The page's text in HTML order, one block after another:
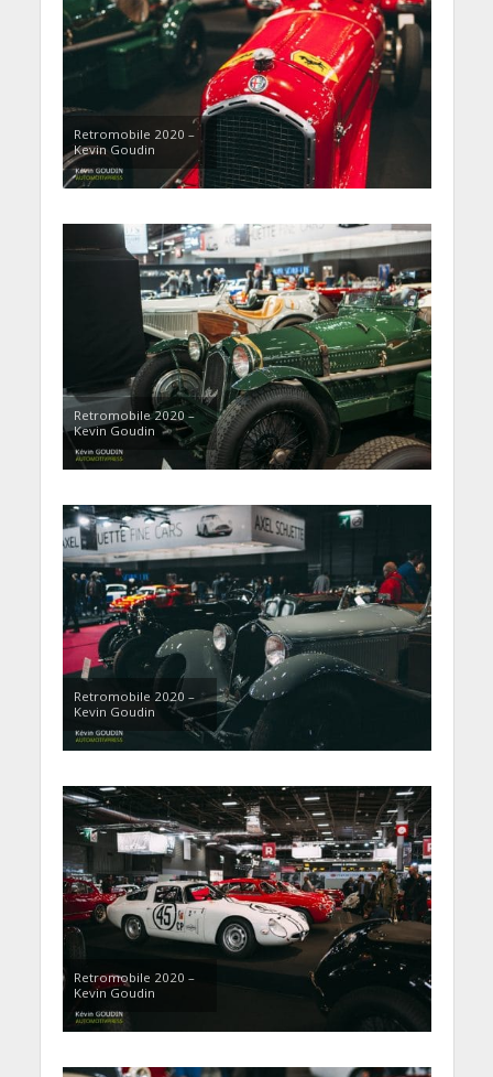
Retromobile 2020 –
Kevin Goudin
Retromobile 2020 –
Kevin Goudin
Retromobile 2020 –
Kevin Goudin
Retromobile 2020 –
Kevin Goudin